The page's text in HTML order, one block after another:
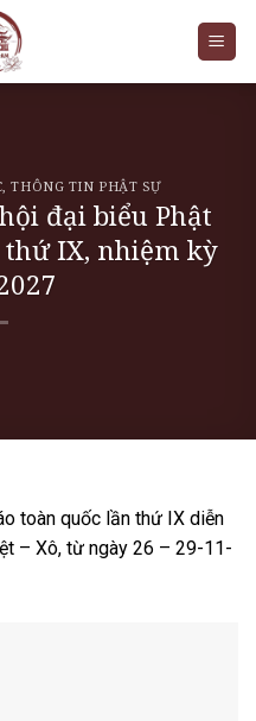
,THÔNG TIN PHẬT SỰ
đại biểu Phật
IX, nhiệm kỳ
toàn quốc lần thứ IX diễn
– Xô, từ ngày 26 – 29-11-